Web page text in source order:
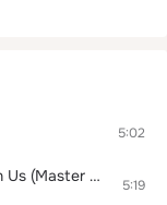
5:02
Sade - Nothing Can Come Between Us (Master Chic Mix) 5:19